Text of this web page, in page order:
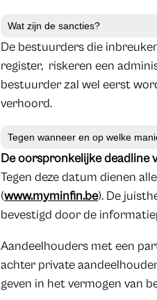
Wat zijn de sancties?
De bestuurders die
register, riskeren een
bestuurder zal wel eerst
verhoord.
Tegen wanneer en op welke
De oorspronkelijke deadline
Tegen deze datum dienen
(www.myminfin.be). De
bevestigd door de
Aandeelhouders met een
achter private
geven in het vermogen van